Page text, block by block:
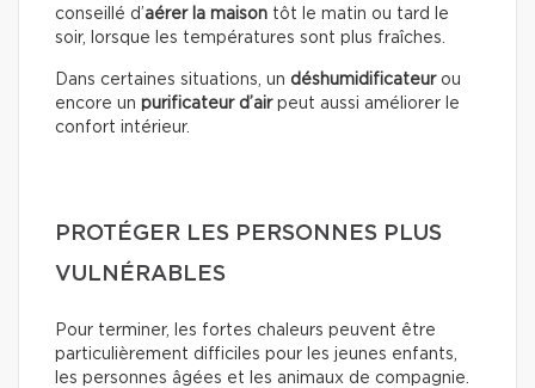
conseillé d’aérer la maison tôt le matin ou tard le
soir, lorsque les températures sont plus fraîches.
Dans certaines situations, un déshumidificateurou
encore un purificateur d’airpeut aussi améliorer le
confort intérieur.
PROTÉGER LES PERSONNES PLUS
VULNÉRABLES
Pour terminer, les fortes chaleurs peuvent être
particulièrement difficiles pour les jeunes enfants,
les personnes âgées et les animaux de compagnie.